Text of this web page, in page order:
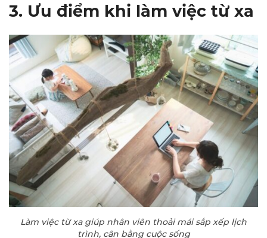
3. Ưu điểm khi làm việc từ xa
Làm việc từ xa giúp nhân viên thoải mái sắp xếp lịch
trình, cân bằng cuộc sống